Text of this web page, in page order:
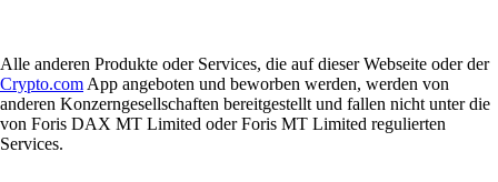
Alle anderen Produkte oder Services, die auf dieser Webseite oder der
Crypto.com App angeboten und beworben werden, werden von
anderen Konzerngesellschaften bereitgestellt und fallen nicht unter die
von Foris DAX MT Limited oder Foris MT Limited regulierten
Services.